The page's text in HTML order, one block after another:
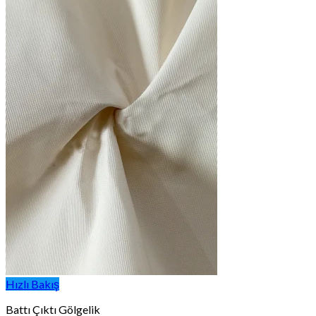
Hızlı Bakış
Battı Çıktı Gölgelik